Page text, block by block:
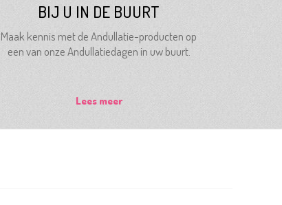
BIJ U IN DE BUURT
Maak kennis met de Andullatie-producten op
een van onze Andullatiedagen in uw buurt.
Lees meer